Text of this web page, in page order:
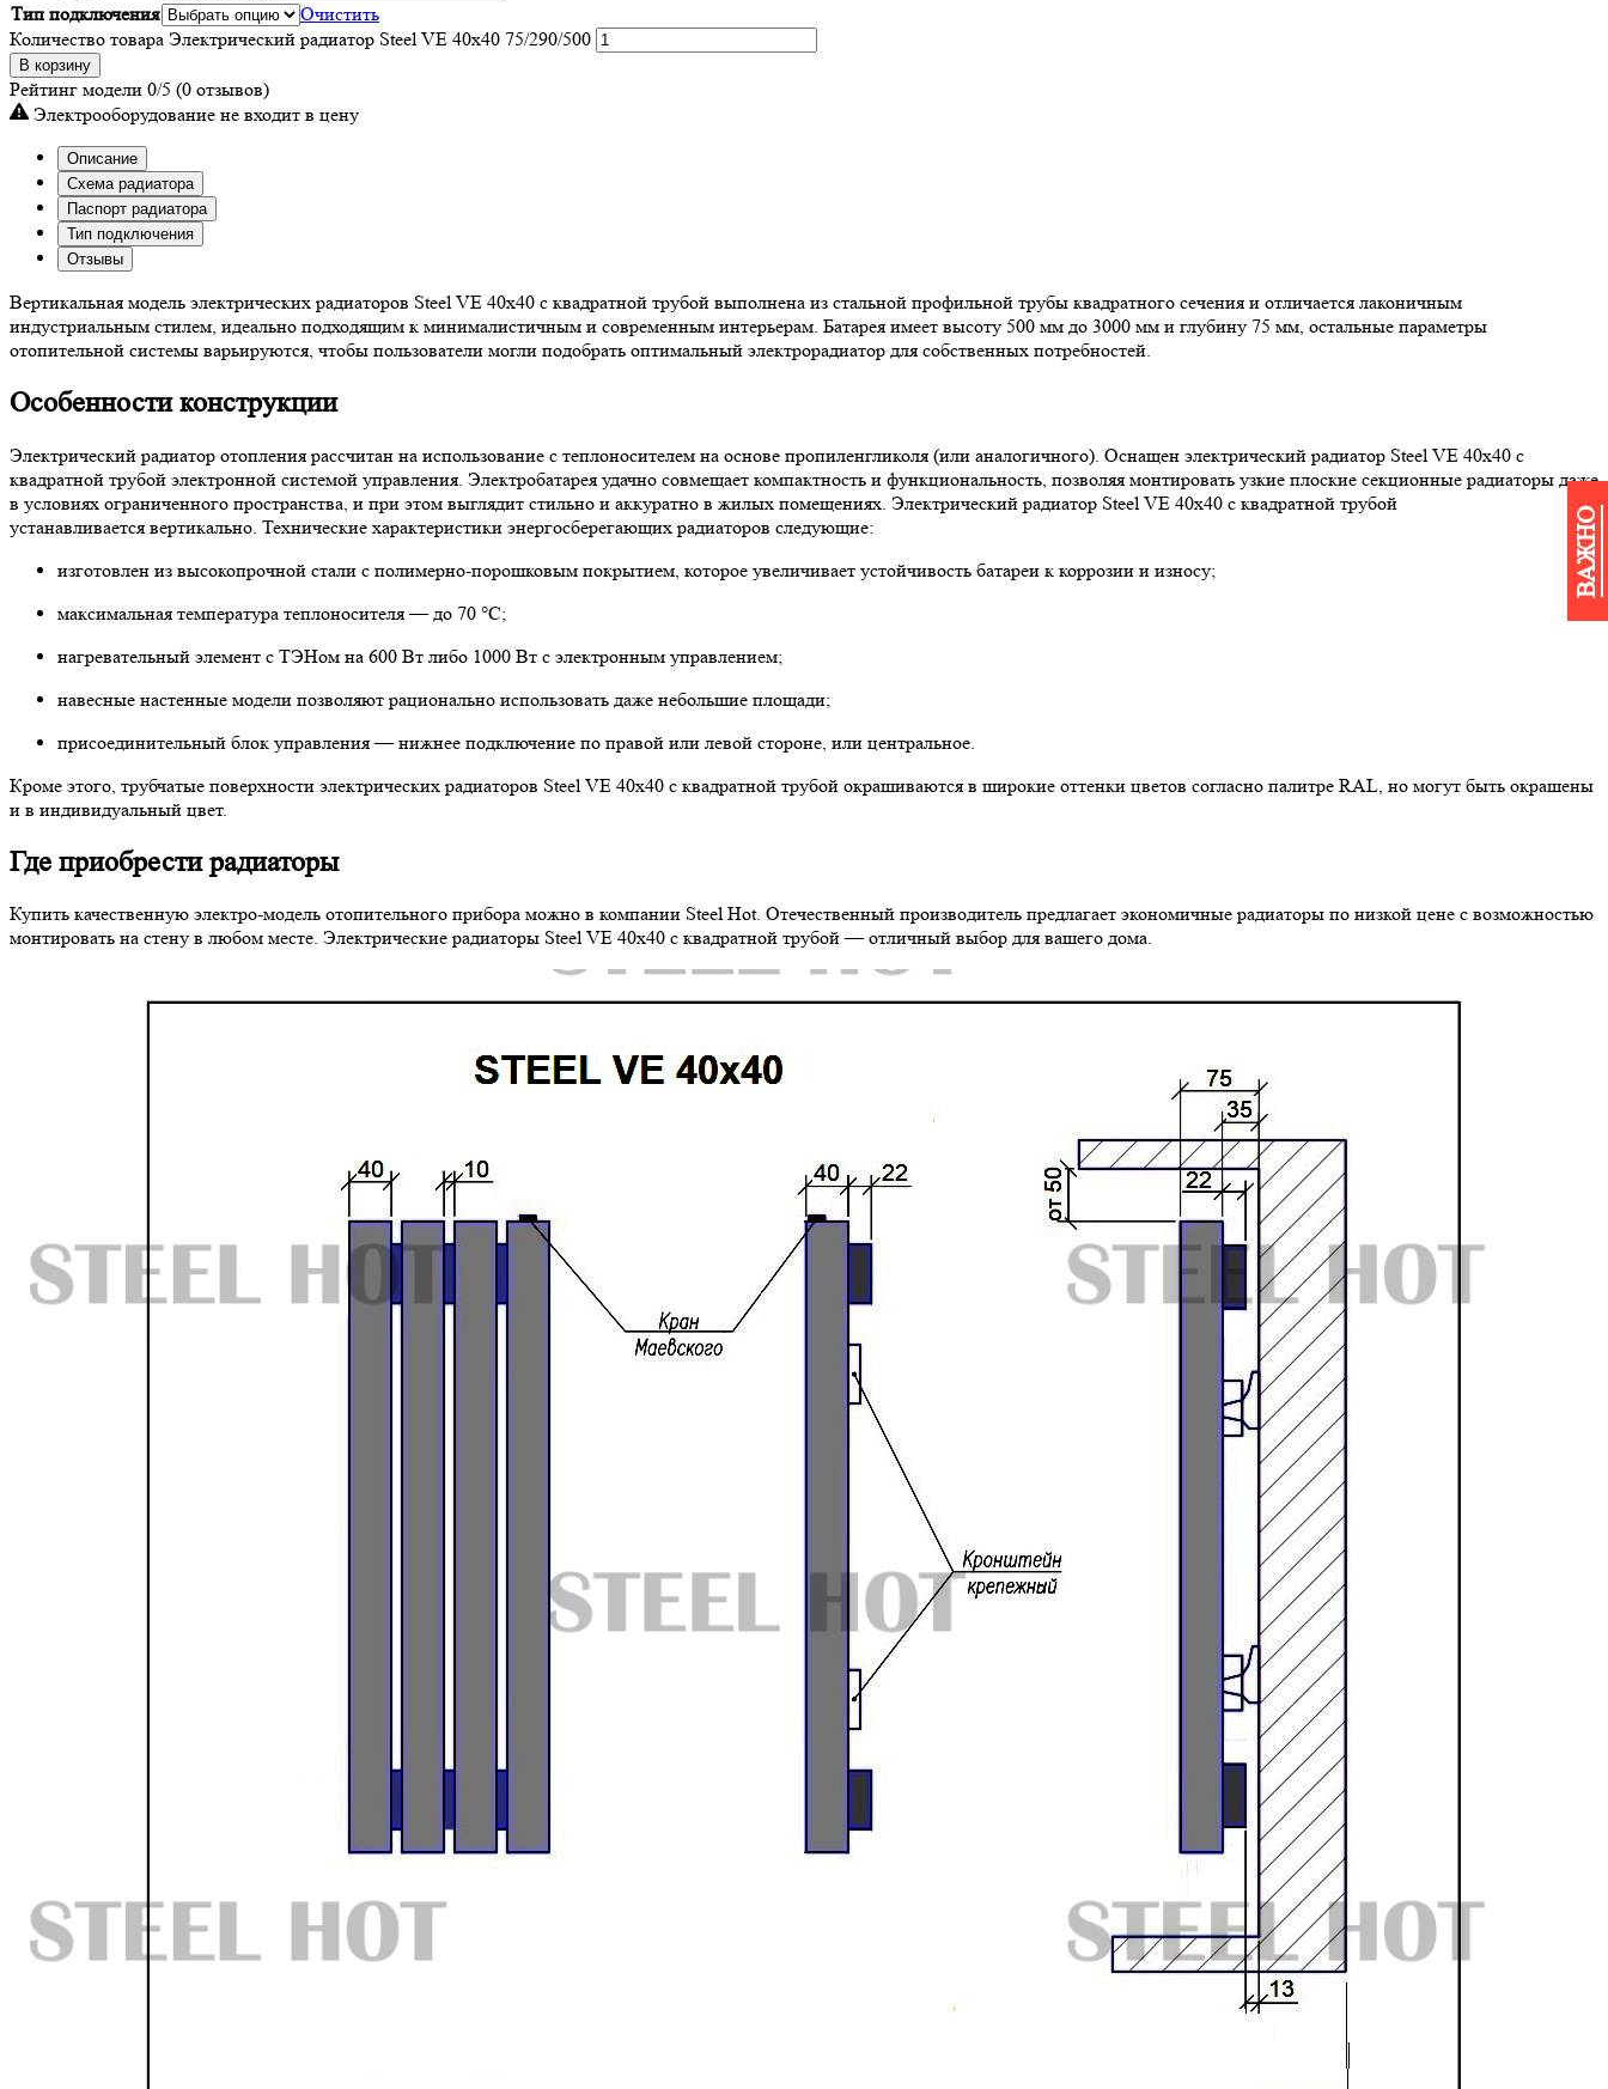
ВАЖНО
Тип подключения
Очистить
Количество товара Электрический радиатор Steel VE 40х40 75/290/500
В корзину
Рейтинг модели 0/5 (0 отзывов)
Электрооборудование не входит в цену
Описание
Схема радиатора
Паспорт радиатора
Тип подключения
Отзывы
Вертикальная модель электрических радиаторов Steel VE 40х40 с квадратной трубой выполнена из стальной профильной трубы квадратного сечения и отличается лаконичным
индустриальным стилем, идеально подходящим к минималистичным и современным интерьерам. Батарея имеет высоту 500 мм до 3000 мм и глубину 75 мм, остальные параметры
отопительной системы варьируются, чтобы пользователи могли подобрать оптимальный электрорадиатор для собственных потребностей.
Особенности конструкции
Электрический радиатор отопления рассчитан на использование с теплоносителем на основе пропиленгликоля (или аналогичного). Оснащен электрический радиатор Steel VE 40х40 с
квадратной трубой электронной системой управления. Электробатарея удачно совмещает компактность и функциональность, позволяя монтировать узкие плоские секционные радиаторы даже
в условиях ограниченного пространства, и при этом выглядит стильно и аккуратно в жилых помещениях. Электрический радиатор Steel VE 40х40 с квадратной трубой
устанавливается вертикально. Технические характеристики энергосберегающих радиаторов следующие:
изготовлен из высокопрочной стали с полимерно-порошковым покрытием, которое увеличивает устойчивость батареи к коррозии и износу;
максимальная температура теплоносителя — до 70 °C;
нагревательный элемент с ТЭНом на 600 Вт либо 1000 Вт с электронным управлением;
навесные настенные модели позволяют рационально использовать даже небольшие площади;
присоединительный блок управления — нижнее подключение по правой или левой стороне, или центральное.
Кроме этого, трубчатые поверхности электрических радиаторов Steel VE 40х40 с квадратной трубой окрашиваются в широкие оттенки цветов согласно палитре RAL, но могут быть окрашены
и в индивидуальный цвет.
Где приобрести радиаторы
Купить качественную электро-модель отопительного прибора можно в компании Steel Hot. Отечественный производитель предлагает экономичные радиаторы по низкой цене с возможностью
монтировать на стену в любом месте. Электрические радиаторы Steel VE 40х40 с квадратной трубой — отличный выбор для вашего дома.